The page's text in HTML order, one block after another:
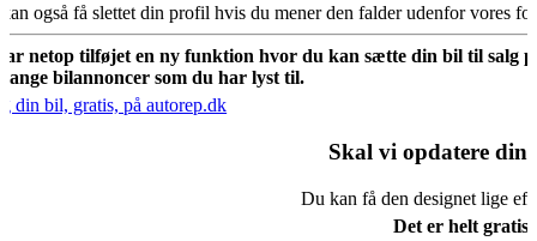
også få slettet din profil hvis du mener den falder udenfor vores
netop tilføjet en ny funktion hvor du kan sætte din bil til salg
bilannoncer som du har lyst til.
din bil, gratis, på autorep.dk
Skal vi opdatere din
Du kan få den designet lige
Det er helt gratis.